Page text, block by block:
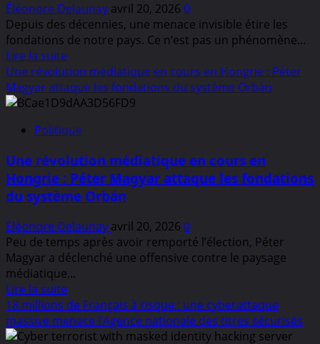
sans
précédent
pour
le
Parti
Progressiste
en
face
à
des
inquiétudes
européennes
Éléonore Delaunay avril 20, 2026 0
Depuis des décennies, une menace invisible étire les
fondations de notre pays. Ce n’est pas un phénomène...
Lire la suiteEn
savoir
plus
sur
Déclin
de
la
Neutralité
:
L’Échec
des
Politiques
Actuelles
Une révolution médiatique en cours en Hongrie : Péter
Magyar attaque les fondations du système Orbán
Politique
Une révolution médiatique en cours en
Hongrie : Péter Magyar attaque les fondations
du système Orbán
Éléonore Delaunay avril 20, 2026 0
Peu de temps après avoir remporté l’élection, Péter
Magyar a déclenché une offensive contre le paysage
médiatique...
Lire la suiteEn
savoir
plus
sur
18 millions de Français à risque : une cyberattaque
massive menace l’Agence nationale des titres sécurisés